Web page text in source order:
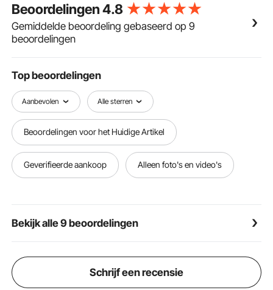
【GROOT WERKOPPERVLAK】- Deze smederij
wordt geleverd met een breed werkoppervlak
(breedte: 5,5 inch) met een stevig gat (0,83 x 0,83
inch). Met een gewicht van 45 kg (99 lbs) is het
【BREDE TOEPASSING】- Dit aambeeld is perfect
voor het smeden, klinken, afvlakken, smeden en
vormen van metaal, ideaal voor elke ambachtsman of
hobbyist.
Beoordelingen4.8
Gemiddelde beoordeling gebaseerd op 9
beoordelingen
Top beoordelingen
Aanbevolen Alle sterren
Beoordelingen voor het Huidige Artikel
Geverifieerde aankoop Alleen foto's en video's
Bekijk alle 9 beoordelingen
Schrijf een recensie